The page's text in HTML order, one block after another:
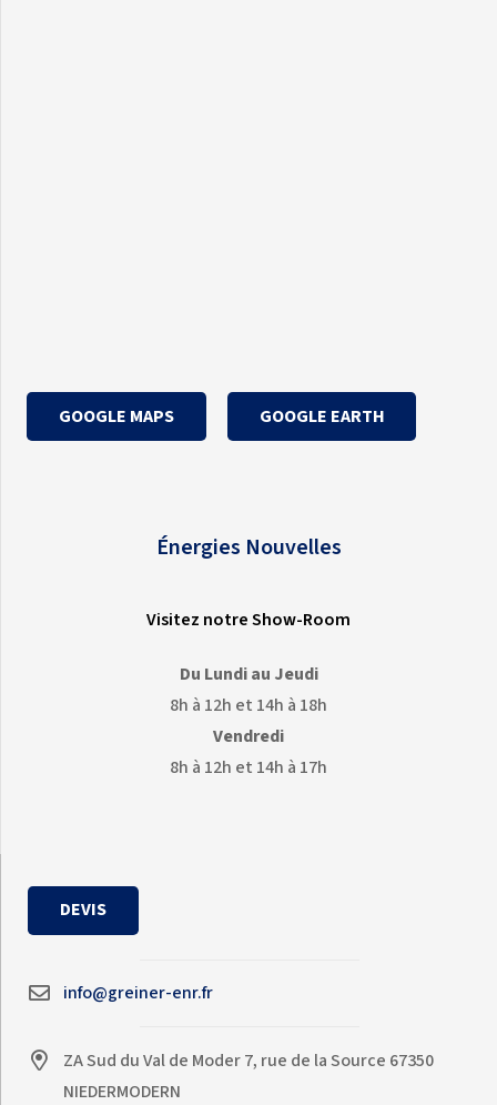
GOOGLE MAPS GOOGLE EARTH
Énergies Nouvelles
Visitez notre Show-Room
Du Lundi au Jeudi
8h à 12h et 14h à 18h
Vendredi
8h à 12h et 14h à 17h
DEVIS
info@greiner-enr.fr
ZA Sud du Val de Moder 7, rue de la Source 67350
NIEDERMODERN